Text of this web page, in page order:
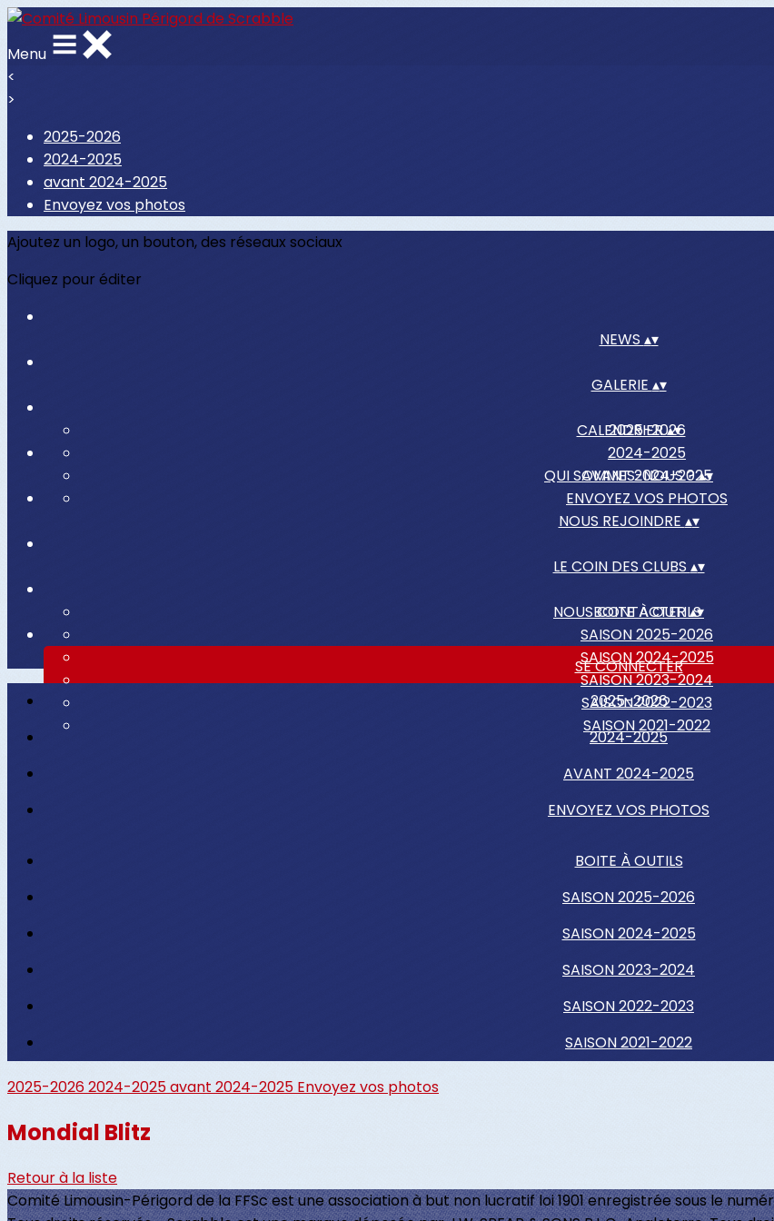
Menu
<
>
2025-2026
2024-2025
avant 2024-2025
Envoyez vos photos
Ajoutez un logo, un bouton, des réseaux sociaux
Cliquez pour éditer
NEWS ▴▾
GALERIE ▴▾
2025-2026
2024-2025
AVANT 2024-2025
ENVOYEZ VOS PHOTOS
CALENDRIER▴▾
QUI SOMMES-NOUS ?▴▾
NOUS REJOINDRE ▴▾
LE COIN DES CLUBS ▴▾
BOITE À OUTILS
SAISON 2025-2026
SAISON 2024-2025
SAISON 2023-2024
SAISON 2022-2023
SAISON 2021-2022
NOUS CONTACTER▴▾
SE CONNECTER
2025-2026
2024-2025
AVANT 2024-2025
ENVOYEZ VOS PHOTOS
BOITE À OUTILS
SAISON 2025-2026
SAISON 2024-2025
SAISON 2023-2024
SAISON 2022-2023
SAISON 2021-2022
2025-20262024-2025avant 2024-2025 Envoyez vos photos
Mondial Blitz
Retour à la liste
Comité Limousin-Périgord de la FFSc est une association à but non lucratif loi 1901 enregistrée sous le